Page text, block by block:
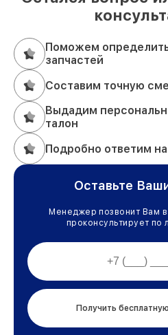
Поможем
запчастей
Составим точную
Выдадим
талон
Подробно ответим
Оставьте
Менеджер позвонит Вам в
проконсультирует
Получить